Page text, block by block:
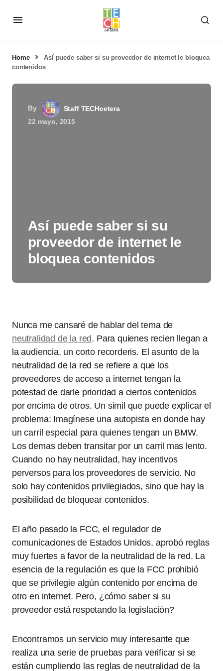
Home
Así puede saber si su proveedor de internet le bloquea
contenidos
By
Staff TECHcetera
22 mayo, 2015
Así puede saber si su
proveedor de internet le
bloquea contenidos
Nunca me cansaré de hablar del tema de
neutralidad de la red. Para quienes recien llegan a
la audiencia, un corto recorderis. El asunto de la
neutralidad de la red se refiere a que los
proveedores de acceso a internet tengan la
potestad de darle prioridad a ciertos contenidos
por encima de otros. Un simil que puede explicar el
problema: Imagínese una autopista en donde hay
un carril especial para quienes tengan un BMW.
Los demas deben transitar por un carril mas lento.
Cuando no hay neutralidad, hay incentivos
perversos para los proveedores de servicio. No
solo hay contenidos privilegiados, sino que hay la
posibilidad de bloquear contenidos.
El año pasado la FCC, el regulador de
comunicaciones de Estados Unidos, aprobó reglas
muy fuertes a favor de la neutralidad de la red. La
esencia de la regulación es que la FCC prohibió
que se privilegie algún contenido por encima de
otro en internet. Pero, ¿cómo saber si su
proveedor está respetando la legislación?
Encontramos un servicio muy interesante que
realiza una serie de pruebas para verificar si se
están cumpliendo las reglas de neutralidad de la